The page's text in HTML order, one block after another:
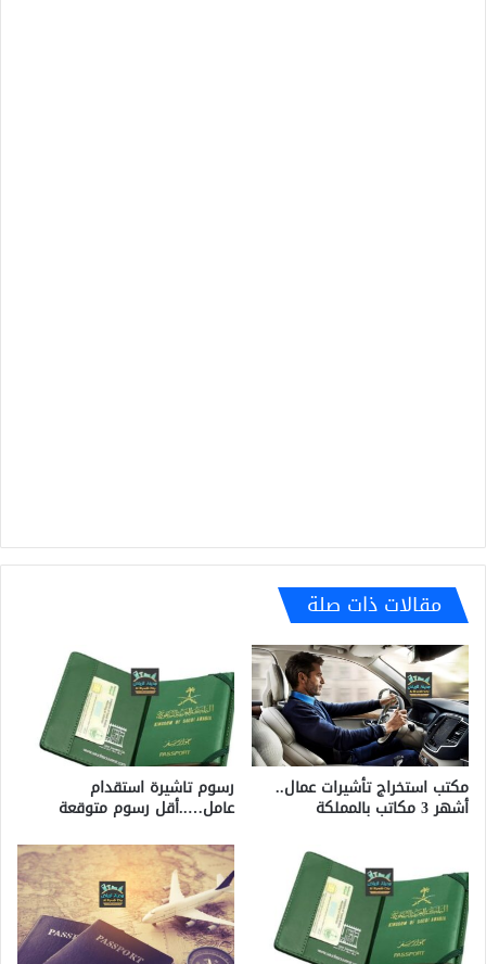
مقالات ذات صلة
مكتب استخراج تأشيرات عمال..
أشهر 3 مكاتب بالمملكة
رسوم تاشيرة استقدام
عامل…..أقل رسوم متوقعة